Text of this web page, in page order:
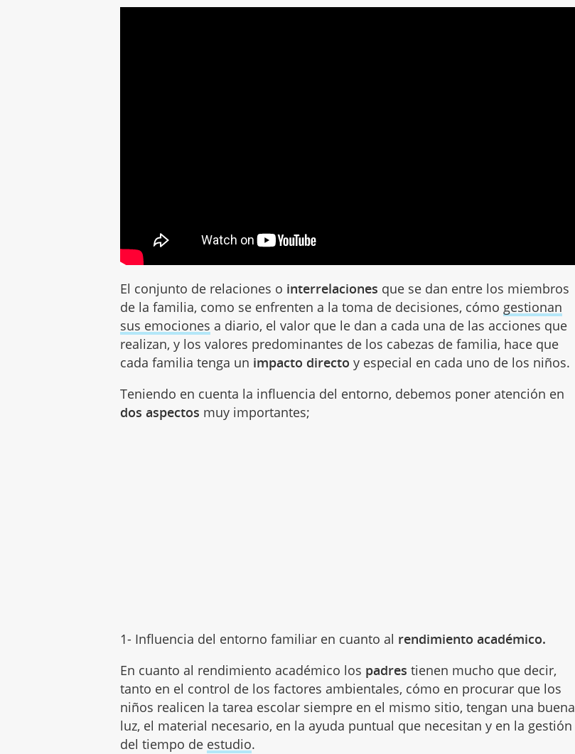
El conjunto de relaciones o interrelaciones que se dan entre los miembros
de la familia, como se enfrenten a la toma de decisiones, cómo gestionan
sus emociones a diario, el valor que le dan a cada una de las acciones que
realizan, y los valores predominantes de los cabezas de familia, hace que
cada familia tenga un impacto directo y especial en cada uno de los niños.
Teniendo en cuenta la influencia del entorno, debemos poner atención en
dos aspectos muy importantes;
1- Influencia del entorno familiar en cuanto al rendimiento académico.
En cuanto al rendimiento académico los padres tienen mucho que decir,
tanto en el control de los factores ambientales, cómo en procurar que los
niños realicen la tarea escolar siempre en el mismo sitio, tengan una buena
luz, el material necesario, en la ayuda puntual que necesitan y en la gestión
del tiempo de estudio.